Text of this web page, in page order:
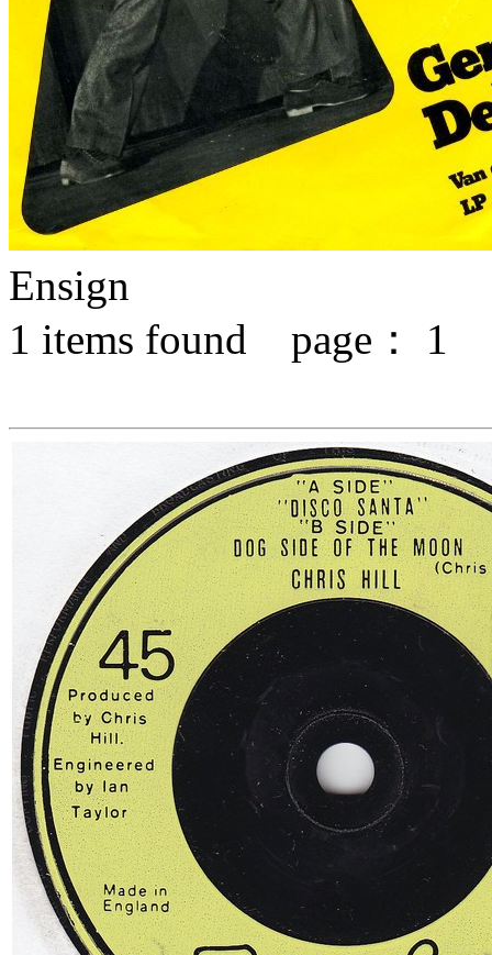
Ensign
1 items found page： 1